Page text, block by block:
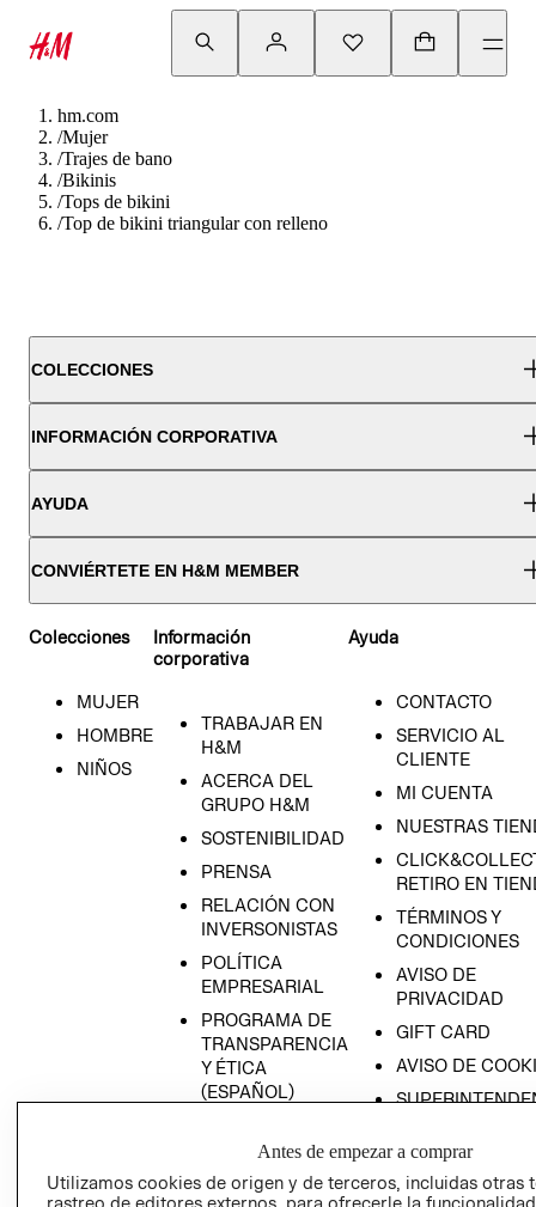
hm.com
/Mujer
/Trajes de bano
/Bikinis
/Tops de bikini
/Top de bikini triangular con relleno
COLECCIONES
INFORMACIÓN CORPORATIVA
AYUDA
CONVIÉRTETE EN H&M MEMBER
Colecciones
MUJER
HOMBRE
NIÑOS
Información
corporativa
TRABAJAR EN
H&M
ACERCA DEL
GRUPO H&M
SOSTENIBILIDAD
PRENSA
RELACIÓN CON
INVERSONISTAS
POLÍTICA
EMPRESARIAL
PROGRAMA DE
TRANSPARENCIA
Y ÉTICA
(ESPAÑOL)
TRANSPARENCIA
Y ÉTICA (INGLÉS)
Ayuda
CONTACTO
SERVICIO AL
CLIENTE
MI CUENTA
NUESTRAS
RETIRO EN
TÉRMINOS Y
CONDICIONES
AVISO DE
PRIVACIDAD
GIFT CARD
AVISO DE
COMERCIO - SIC
PETICIONES
Antes de empezar a comprar
Utilizamos cookies de origen y de terceros, incluidas otras